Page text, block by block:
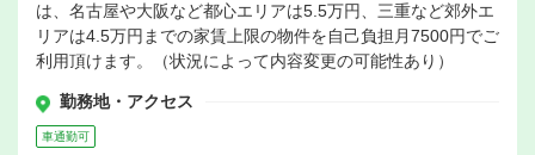
は、名古屋や大阪など都心エリアは5.5万円、三重など郊外エ
リアは4.5万円までの家賃上限の物件を自己負担月7500円でご
利用頂けます。（状況によって内容変更の可能性あり）
勤務地・アクセス
車通勤可